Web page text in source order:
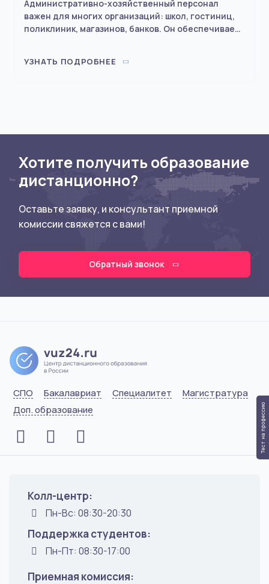
Административно-хозяйственный персонал
важен для многих организаций: школ, гостиниц,
поликлиник, магазинов, банков. Он обеспечивает
начальник хозяйственного отдела.
УЗНАТЬ ПОДРОБНЕЕ
Хотите получить образование
дистанционно?
Оставьте заявку, и консультант приемной
комиссии свяжется с вами!
Обратный звонок
СПО Бакалавриат Специалитет
Магистратура
Доп. образование
Колл-центр:
Пн-Вс: 08:30-20:30
Поддержка студентов:
Пн-Пт: 08:30-17:00
Приемная комиссия:
Тест на профессию